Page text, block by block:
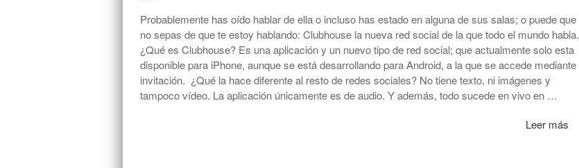
Probablemente has oído hablar de ella o incluso has estado en alguna de sus salas; o puede que
no sepas de que te estoy hablando: Clubhouse la nueva red social de la que todo el mundo habla.
¿Qué es Clubhouse? Es una aplicación y un nuevo tipo de red social; que actualmente solo esta
disponible para iPhone, aunque se está desarrollando para Android, a la que se accede mediante
invitación. ¿Qué la hace diferente al resto de redes sociales? No tiene texto, ni imágenes y
tampoco vídeo. La aplicación únicamente es de audio. Y además, todo sucede en vivo en …
Leer más